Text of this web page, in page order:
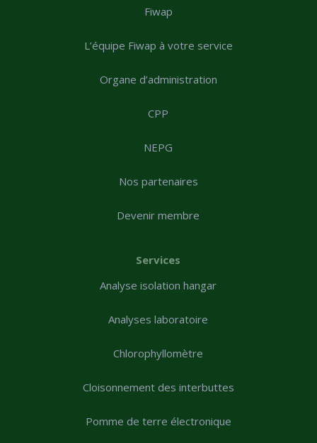
Fiwap
L’équipe Fiwap à votre service
Organe d’administration
CPP
NEPG
Nos partenaires
Devenir membre
Services
Analyse isolation hangar
Analyses laboratoire
Chlorophyllomètre
Cloisonnement des interbuttes
Pomme de terre électronique